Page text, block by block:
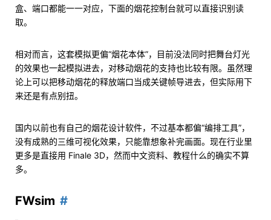
盒、端口都能一一对应，下面的烟花控制台就可以直接识别读
取。
相对而言，这套模拟更偏“烟花本体”，目前没法同时把舞台灯光
的效果也一起模拟进去，对移动烟花的支持也比较有限。虽然理
论上可以把移动烟花的释放端口当成关键帧导进去，但实际用下
来还是有点别扭。
国内以前也有自己的烟花设计软件，不过基本都偏“编排工具”，
没有成熟的三维可视化效果，只能靠想象补完画面。现在行业里
更多是直接用 Finale 3D，然而中文资料、教程什么的确实不算
多。
FWsim